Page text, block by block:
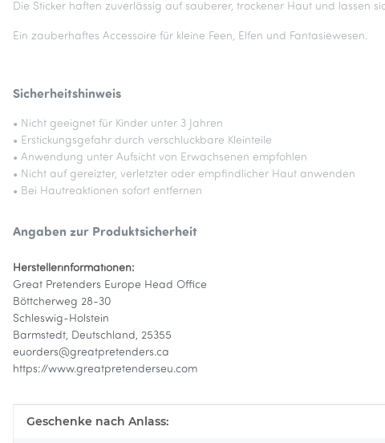
Die Sticker haften zuverlässig auf sauberer, trockener Haut und lassen
Ein zauberhaftes Accessoire für kleine Feen, Elfen und Fantasiewesen.
Sicherheitshinweis
• Nicht geeignet für Kinder unter 3 Jahren
• Erstickungsgefahr durch verschluckbare Kleinteile
• Anwendung unter Aufsicht von Erwachsenen empfohlen
• Nicht auf gereizter, verletzter oder empfindlicher Haut anwenden
• Bei Hautreaktionen sofort entfernen
Angaben zur Produktsicherheit
Herstellerinformationen:
Great Pretenders Europe Head Office
Böttcherweg 28-30
Schleswig-Holstein
Barmstedt, Deutschland, 25355
euorders@greatpretenders.ca
https://www.greatpretenderseu.com
Produkteigenschaft
Wert
Geschenke nach Anlass: